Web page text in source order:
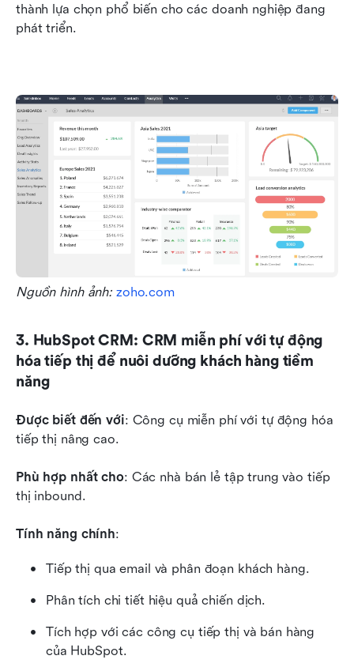
thành lựa chọn phổ biến cho các doanh nghiệp đang
phát triển.
Nguồn hình ảnh: zoho.com
3. HubSpot CRM: CRM miễn phí với tự động
hóa tiếp thị để nuôi dưỡng khách hàng tiềm
năng
Được biết đến với: Công cụ miễn phí với tự động hóa
tiếp thị nâng cao.
Phù hợp nhất cho: Các nhà bán lẻ tập trung vào tiếp
thị inbound.
Tính năng chính:
Tiếp thị qua email và phân đoạn khách hàng.
Phân tích chi tiết hiệu quả chiến dịch.
Tích hợp với các công cụ tiếp thị và bán hàng
của HubSpot.